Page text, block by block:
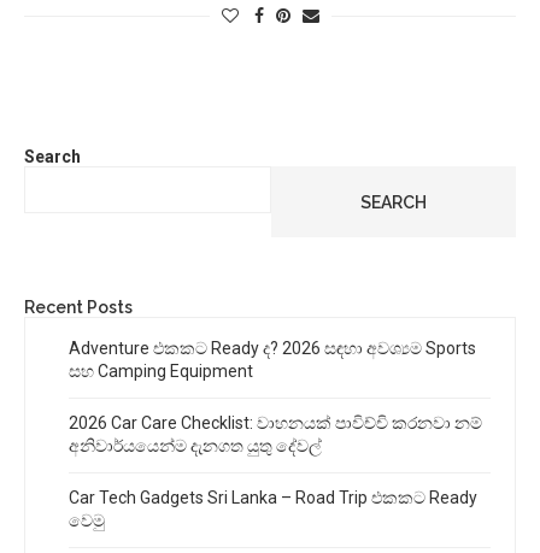
Search
SEARCH
Recent Posts
Adventure එකකට Ready ද? 2026 සඳහා අවශ්‍යම Sports
සහ Camping Equipment
2026 Car Care Checklist: වාහනයක් පාවිච්චි කරනවා නම්
අනිවාර්යයෙන්ම දැනගත යුතු දේවල්
Car Tech Gadgets Sri Lanka – Road Trip එකකට Ready
වෙමු